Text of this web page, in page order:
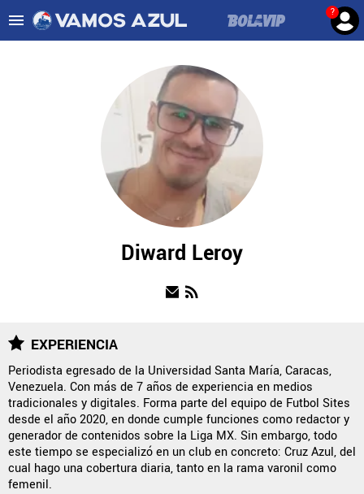
?
QUIENES SOMOS | STAFF | CONTACTO
Este portal es una sección especial del portal Bolavip.com
con información destinada a los fans del Club.
Diward Leroy
EXPERIENCIA
Periodista egresado de la Universidad Santa María, Caracas,
Venezuela. Con más de 7 años de experiencia en medios
tradicionales y digitales. Forma parte del equipo de Futbol Sites
desde el año 2020, en donde cumple funciones como redactor y
generador de contenidos sobre la Liga MX. Sin embargo, todo
este tiempo se especializó en un club en concreto: Cruz Azul, del
cual hago una cobertura diaria, tanto en la rama varonil como
femenil.